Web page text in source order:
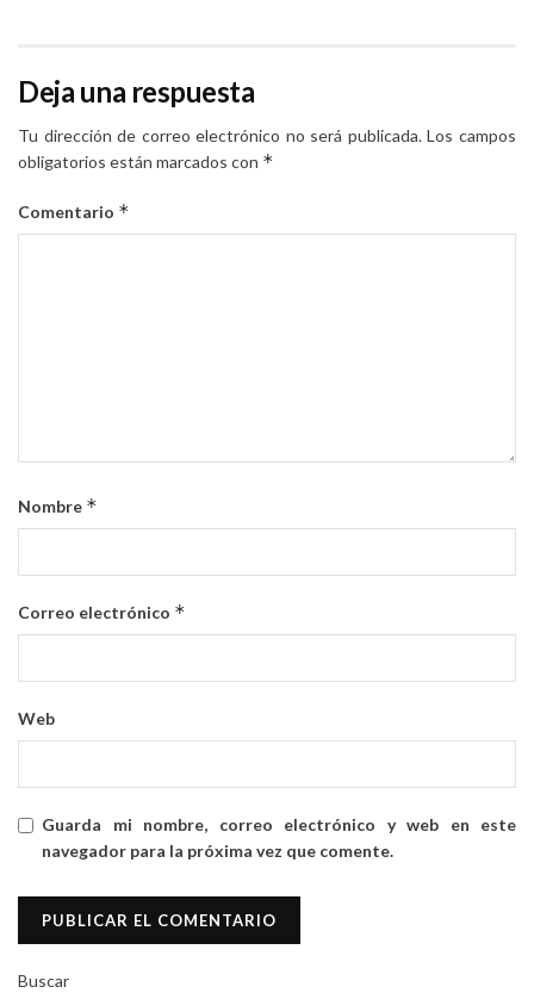
Deja una respuesta
Tu dirección de correo electrónico no será publicada. Los campos
obligatorios están marcados con *
Comentario *
Nombre *
Correo electrónico *
Web
Guarda mi nombre, correo electrónico y web en este
navegador para la próxima vez que comente.
Buscar